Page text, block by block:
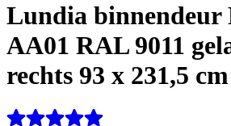
Lundia
AA01 RAL 9011
rechts 93 x 231,5 cm